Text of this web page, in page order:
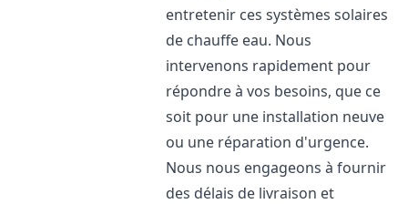
entretenir ces systèmes solaires
de chauffe eau. Nous
intervenons rapidement pour
répondre à vos besoins, que ce
soit pour une installation neuve
ou une réparation d'urgence.
Nous nous engageons à fournir
des délais de livraison et